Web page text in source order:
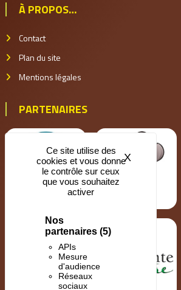
À PROPOS…
Contact
Plan du site
Mentions légales
PARTENAIRES
Ce site utilise des
cookies et vous donne
le contrôle sur ceux
que vous souhaitez
activer
Nos
partenaires (5)
APIs
Mesure
d'audience
Réseaux
sociaux
X